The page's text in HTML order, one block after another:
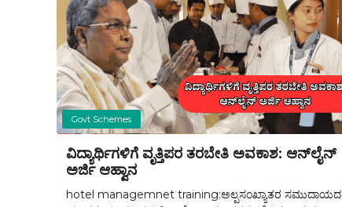
Govt Schemes
ವಿದ್ಯಾರ್ಥಿಗಳಿಗೆ ವೃತ್ತಿಪರ ತರಬೇತಿ ಅವಕಾಶ: ಆನ್‌ಲೈನ್
ಅರ್ಜಿ ಆಹ್ವಾನ
hotel managemnet training:ಅಲ್ಪಸಂಖ್ಯಾತರ ಸಮುದಾಯದ